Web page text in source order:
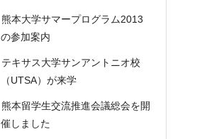
熊本大学サマープログラム2013
の参加案内
テキサス大学サンアントニオ校
（UTSA）が来学
熊本留学生交流推進会議総会を開
催しました